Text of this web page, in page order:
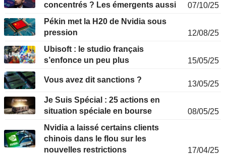
concentrés ? Les émergents aussi
07/10/25
Pékin met la H20 de Nvidia sous
pression
12/08/25
Ubisoft : le studio français
s’enfonce un peu plus
15/05/25
Vous avez dit sanctions ?
13/05/25
Je Suis Spécial : 25 actions en
situation spéciale en bourse
08/05/25
Nvidia a laissé certains clients
chinois dans le flou sur les
nouvelles restrictions
17/04/25